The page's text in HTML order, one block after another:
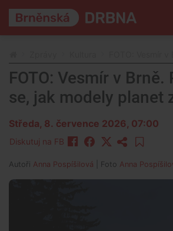
FOTO: Vesmír v Brně.
se, jak modely planet
Středa, 8. července 2026, 07:00
Diskutuj na FB
Autoři Anna Pospíšilová | Foto Anna